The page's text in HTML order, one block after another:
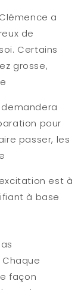
a
de
Certains
grosse,
pour
passer, les
est à
à base
façon